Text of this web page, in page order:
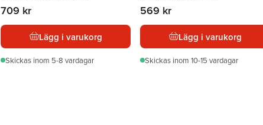
709 kr
Lägg i varukorg
Skickas inom 5-8 vardagar
569 kr
Lägg i varukorg
Skickas inom 10-15 vardagar